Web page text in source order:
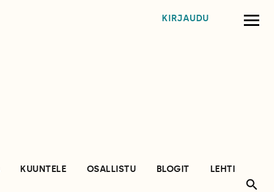
KIRJAUDU
KUUNTELE OSALLISTU BLOGIT
LEHTI